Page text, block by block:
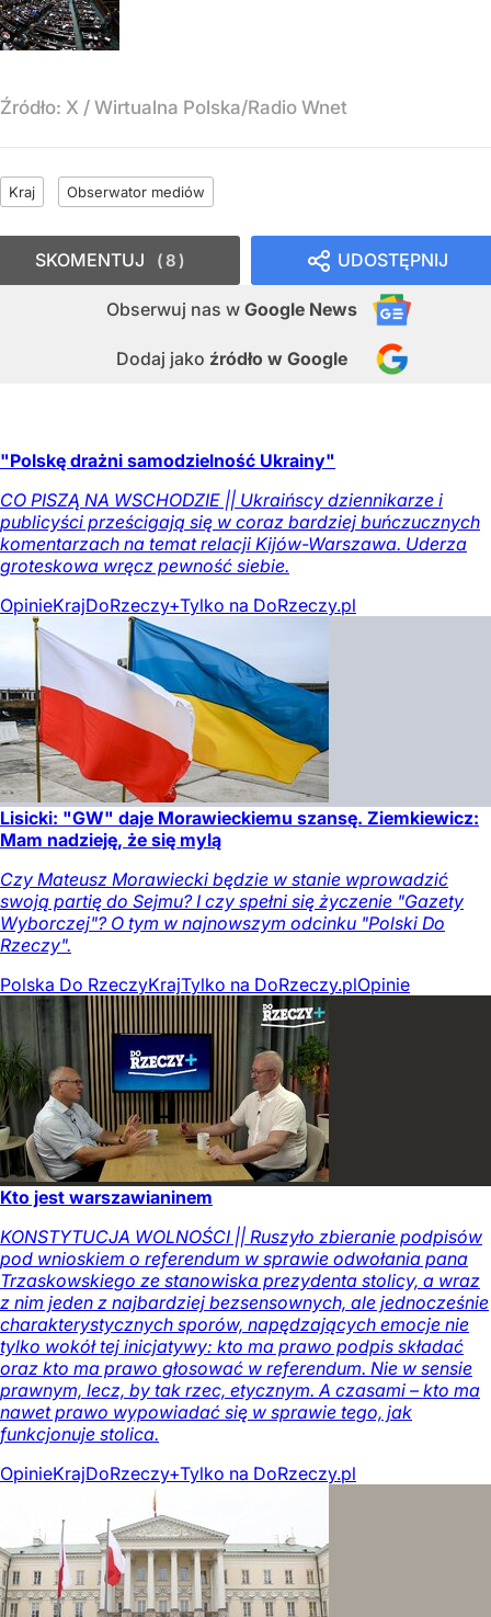
Źródło: X / Wirtualna Polska/Radio Wnet
Kraj Obserwator mediów
UDOSTĘPNIJ
Obserwuj nas w Google News
Dodaj jako źródło w Google
SKOMENTUJ 8
"Polskę drażni samodzielność Ukrainy"
CO PISZĄ NA WSCHODZIE || Ukraińscy dziennikarze i
publicyści prześcigają się w coraz bardziej buńczucznych
komentarzach na temat relacji Kijów-Warszawa. Uderza
groteskowa wręcz pewność siebie.
OpinieKrajDoRzeczy+Tylko na DoRzeczy.pl
Lisicki: "GW" daje Morawieckiemu szansę. Ziemkiewicz:
Mam nadzieję, że się mylą
Czy Mateusz Morawiecki będzie w stanie wprowadzić
swoją partię do Sejmu? I czy spełni się życzenie "Gazety
Wyborczej"? O tym w najnowszym odcinku "Polski Do
Rzeczy".
Polska Do RzeczyKrajTylko na DoRzeczy.plOpinie
Kto jest warszawianinem
KONSTYTUCJA WOLNOŚCI || Ruszyło zbieranie podpisów
pod wnioskiem o referendum w sprawie odwołania pana
Trzaskowskiego ze stanowiska prezydenta stolicy, a wraz
z nim jeden z najbardziej bezsensownych, ale jednocześnie
charakterystycznych sporów, napędzających emocje nie
tylko wokół tej inicjatywy: kto ma prawo podpis składać
oraz kto ma prawo głosować w referendum. Nie w sensie
prawnym, lecz, by tak rzec, etycznym. A czasami – kto ma
nawet prawo wypowiadać się w sprawie tego, jak
funkcjonuje stolica.
OpinieKrajDoRzeczy+Tylko na DoRzeczy.pl